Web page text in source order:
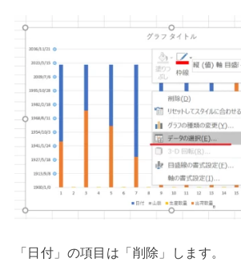
「日付」の項目は「削除」します。